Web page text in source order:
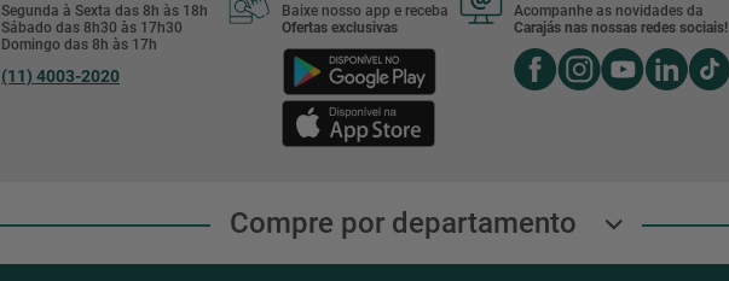
Segunda à Sexta das 8h às 18h
Sábado das 8h30 às 17h30
Domingo das 8h às 17h
(11) 4003-2020
Baixe nosso app e receba
Ofertas exclusivas
Acompanhe as novidades da
Carajás nas nossas redes sociais!
Compre por departamento